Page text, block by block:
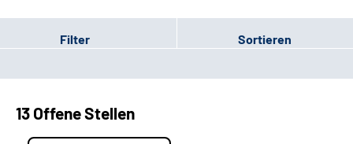
Filter Sortieren
13 Offene Stellen